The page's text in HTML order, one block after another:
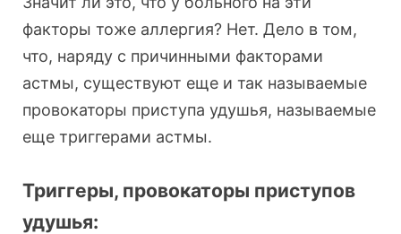
факторы тоже аллергия? Нет. Дело в том,
что, наряду с причинными факторами
астмы, существуют еще и так называемые
провокаторы приступа удушья, называемые
еще триггерами астмы.
Триггеры, провокаторы приступов
удушья: